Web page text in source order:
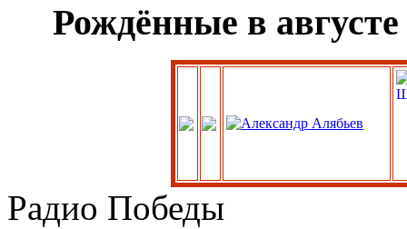
Рождённые в августе
Радио Победы